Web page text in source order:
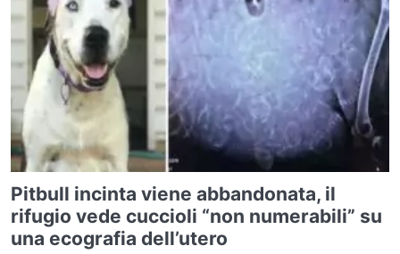
Pitbull incinta viene abbandonata, il
rifugio vede cuccioli “non numerabili” su
una ecografia dell’utero